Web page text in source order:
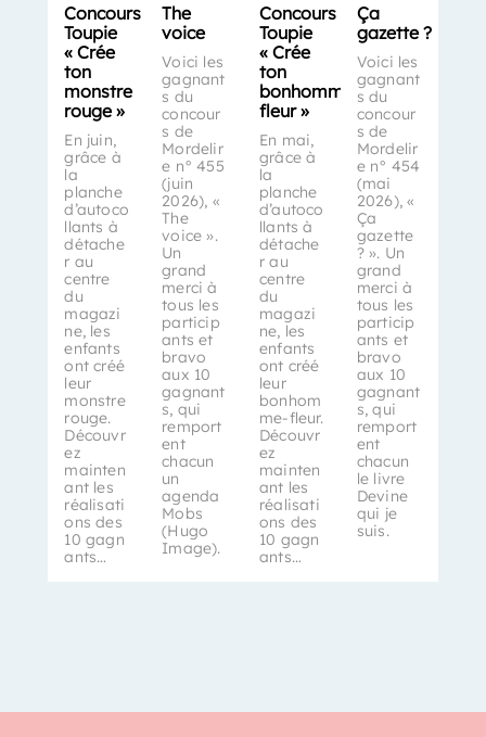
Concours
Toupie
« Crée
ton
monstre
rouge »
En juin,
grâce à
la
planche
d’autoco
llants à
détache
r au
centre
du
magazi
ne, les
enfants
ont créé
leur
monstre
rouge.
Découvr
ez
mainten
ant les
réalisati
ons des
10 gagn
ants…
The
voice
Voici les
gagnant
s du
concour
s de
Mordelir
e n° 455
(juin
2026), «
The
voice ».
Un
grand
merci à
tous les
particip
ants et
bravo
aux 10
gagnant
s, qui
remport
ent
chacun
un
agenda
Mobs
(Hugo
Image).
Concours
Toupie
« Crée
ton
bonhomme-
fleur »
En mai,
grâce à
la
planche
d’autoco
llants à
détache
r au
centre
du
magazi
ne, les
enfants
ont créé
leur
bonhom
me-fleur.
Découvr
ez
mainten
ant les
réalisati
ons des
10 gagn
ants…
Ça
gazette ?
Voici les
gagnant
s du
concour
s de
Mordelir
e n° 454
(mai
2026), «
Ça
gazette
? ». Un
grand
merci à
tous les
particip
ants et
bravo
aux 10
gagnant
s, qui
remport
ent
chacun
le livre
Devine
qui je
suis.